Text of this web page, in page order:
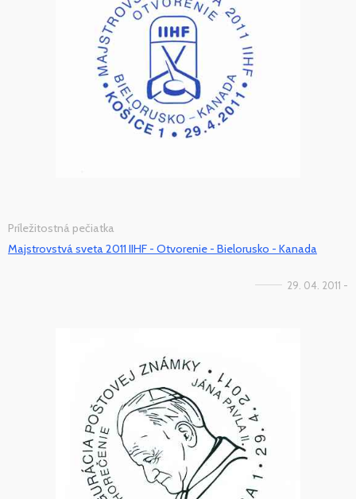
Príležitostná pečiatka
Majstrovstvá sveta 2011 IIHF - Otvorenie - Bielorusko - Kanada
29. 04. 2011 -